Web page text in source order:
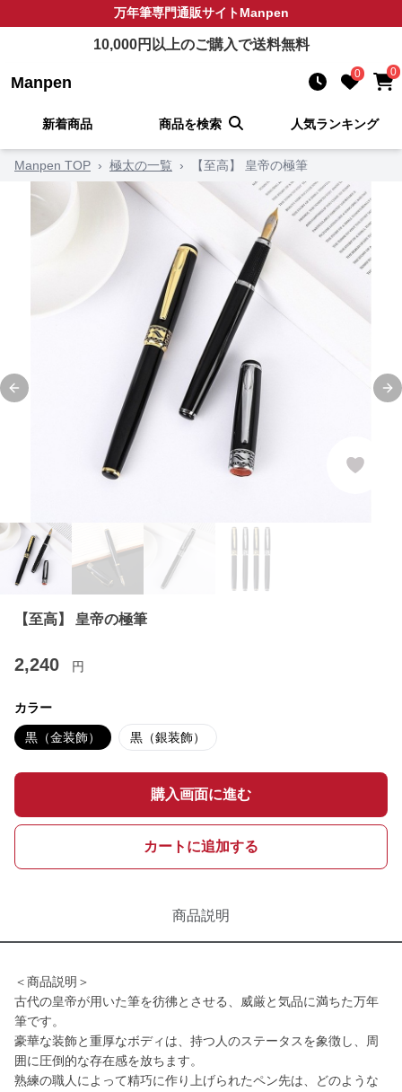
万年筆専門通販サイトManpen
10,000円以上のご購入で送料無料
Manpen 0 0
新着商品 商品を検索 人気ランキング
Manpen TOP › 極太の一覧 › 【至高】 皇帝の極筆
Previous slide
【至高】 皇帝の極筆
2,240 円
カラー
黒（金装飾） 黒（銀装飾）
購入画面に進む
カートに追加する
商品説明
＜商品説明＞
古代の皇帝が用いた筆を彷彿とさせる、威厳と気品に満ちた万年
筆です。
豪華な装飾と重厚なボディは、持つ人のステータスを象徴し、周
囲に圧倒的な存在感を放ちます。
熟練の職人によって精巧に作り上げられたペン先は、どのような